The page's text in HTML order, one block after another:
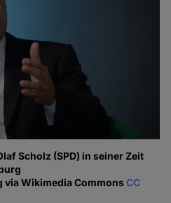
Scholz (SPD) in seiner Zeit
Wikimedia CommonsCC